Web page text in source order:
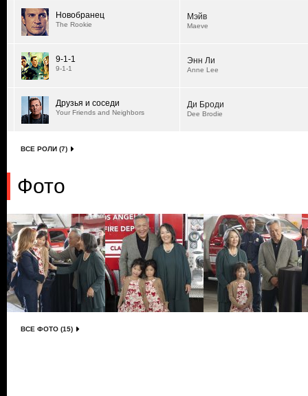
Новобранец
The Rookie
Мэйв
Maeve
9-1-1
9-1-1
Энн Ли
Anne Lee
Друзья и соседи
Your Friends and Neighbors
Ди Броди
Dee Brodie
ВСЕ РОЛИ (7)
Фото
ВСЕ ФОТО (15)